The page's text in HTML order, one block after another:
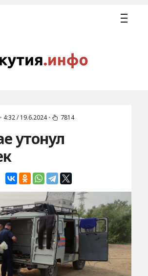
• 4:32 / 19.6.2024 • 7814
утонул